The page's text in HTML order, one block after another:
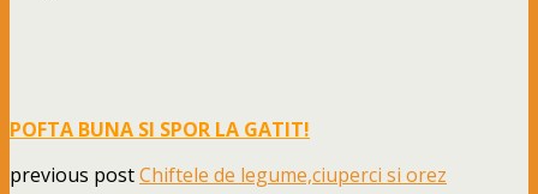
POFTA BUNA SI SPOR LA GATIT!
previous postChiftele de legume,ciuperci si orez